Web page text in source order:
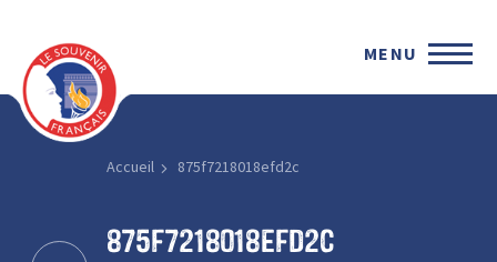
MENU
Accueil 875f7218018efd2c
875f7218018efd2c